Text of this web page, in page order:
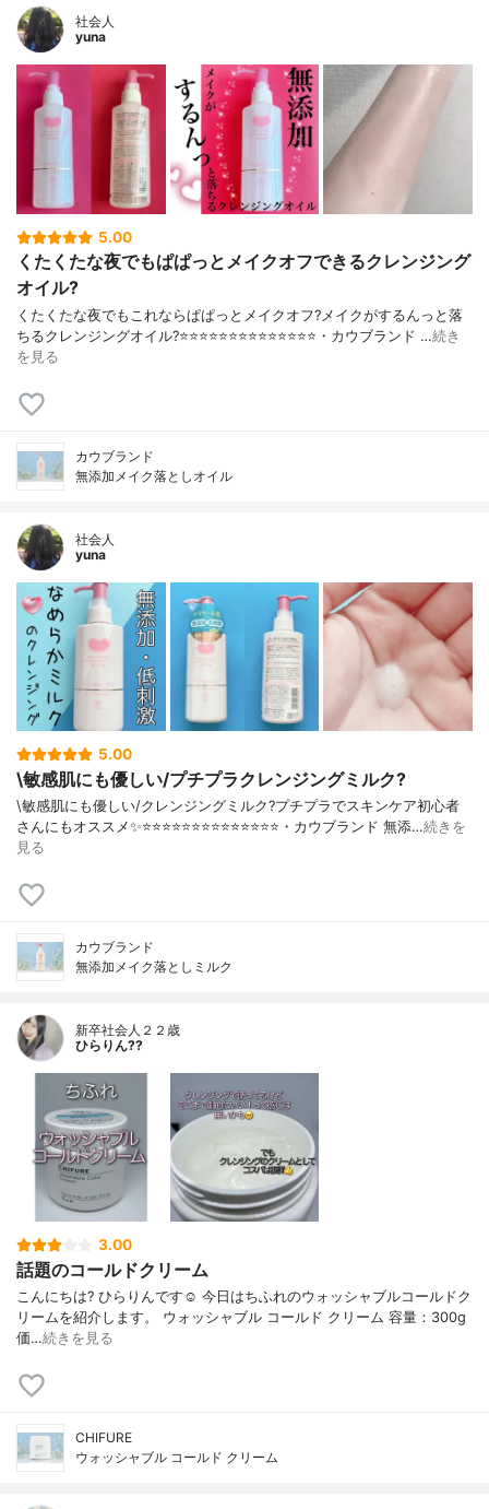
社会人
yuna
5.00
くたくたな夜でもぱぱっとメイクオフできるクレンジング
オイル?
くたくたな夜でもこれならぱぱっとメイクオフ?メイクがするんっと落
ちるクレンジングオイル?⭐️⭐️⭐️⭐️⭐️⭐️⭐️⭐️⭐️⭐️⭐️⭐️⭐️⭐️・カウブランド …続き
を見る
カウブランド
無添加メイク落としオイル
社会人
yuna
5.00
\敏感肌にも優しい/プチプラクレンジングミルク?
\敏感肌にも優しい/クレンジングミルク?プチプラでスキンケア初心者
さんにもオススメ✨⭐️⭐️⭐️⭐️⭐️⭐️⭐️⭐️⭐️⭐️⭐️⭐️⭐️⭐️・カウブランド 無添…続きを
見る
カウブランド
無添加メイク落としミルク
新卒社会人２２歳
ひらりん??
3.00
話題のコールドクリーム
こんにちは? ひらりんです☺️ 今日はちふれのウォッシャブルコールドク
リームを紹介します。 ウォッシャブル コールド クリーム 容量：300g
価…続きを見る
CHIFURE
ウォッシャブル コールド クリーム